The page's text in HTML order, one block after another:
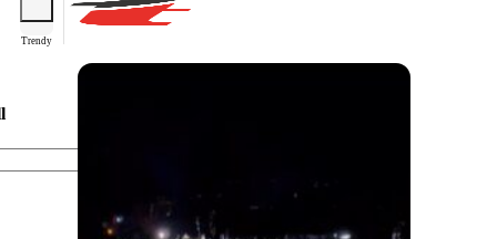
Trendy